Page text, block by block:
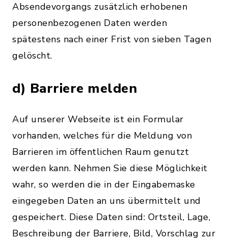
Absendevorgangs zusätzlich erhobenen
personenbezogenen Daten werden
spätestens nach einer Frist von sieben Tagen
gelöscht.
d) Barriere melden
Auf unserer Webseite ist ein Formular
vorhanden, welches für die Meldung von
Barrieren im öffentlichen Raum genutzt
werden kann. Nehmen Sie diese Möglichkeit
wahr, so werden die in der Eingabemaske
eingegeben Daten an uns übermittelt und
gespeichert. Diese Daten sind: Ortsteil, Lage,
Beschreibung der Barriere, Bild, Vorschlag zur